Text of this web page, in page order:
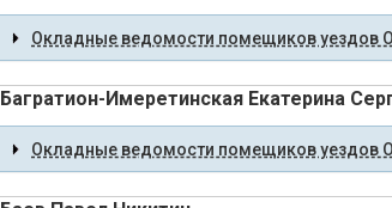
Окладные ведомости помещиков уездов
Багратион-Имеретинская Екатерина
Окладные ведомости помещиков уездов